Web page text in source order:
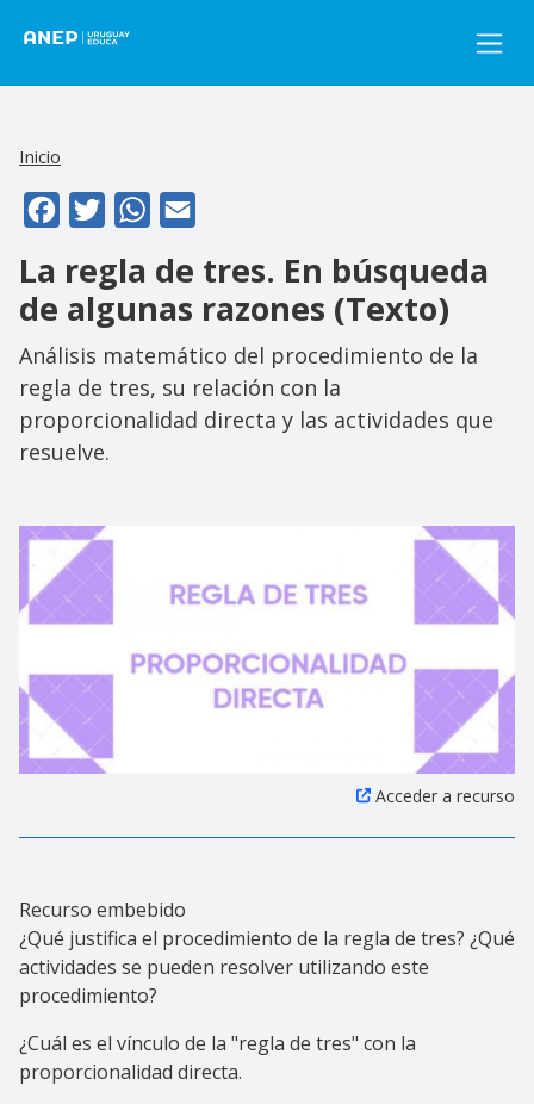
Inicio
FacebookTwitterWhatsApp
La regla de tres. En búsqueda
de algunas razones (Texto)
Análisis matemático del procedimiento de la
regla de tres, su relación con la
proporcionalidad directa y las actividades que
resuelve.
Acceder a recurso
Recurso embebido
¿Qué justifica el procedimiento de la regla de tres? ¿Qué
actividades se pueden resolver utilizando este
procedimiento?
¿Cuál es el vínculo de la "regla de tres" con la
proporcionalidad directa.